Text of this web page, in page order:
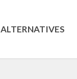
ALTERNATIVES